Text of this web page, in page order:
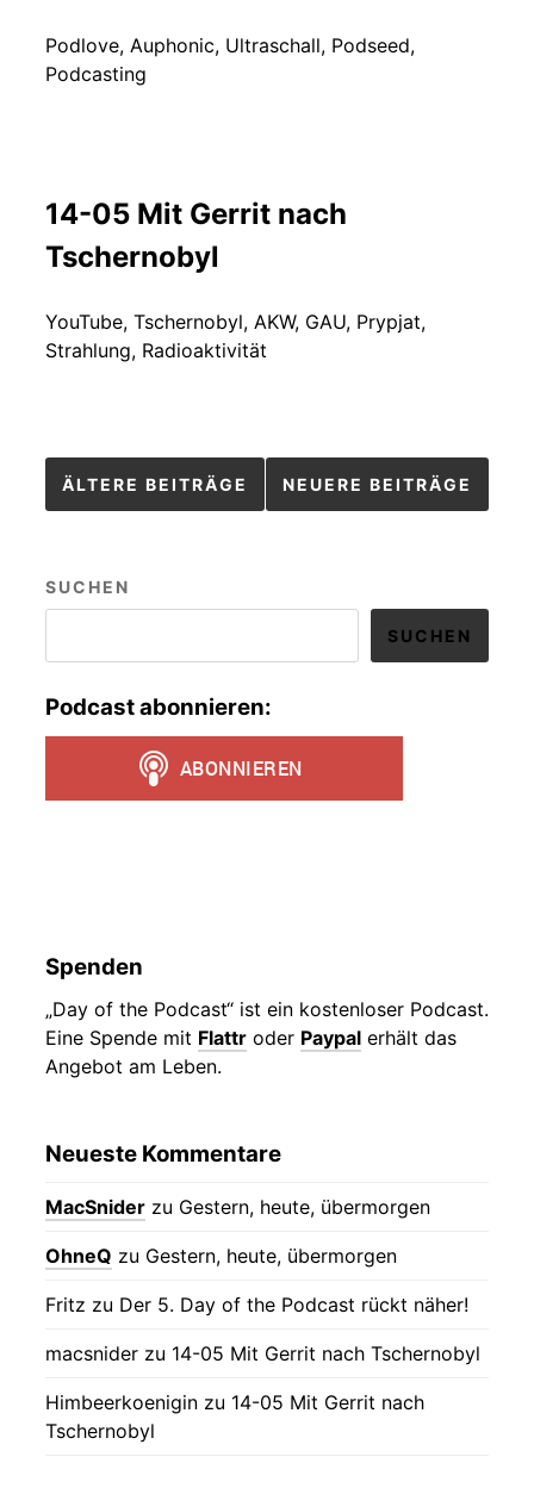
Podlove, Auphonic, Ultraschall, Podseed,
Podcasting
14-05 Mit Gerrit nach
Tschernobyl
YouTube, Tschernobyl, AKW, GAU, Prypjat,
Strahlung, Radioaktivität
Beitragsnavigation
ÄLTERE BEITRÄGE NEUERE BEITRÄGE
SUCHEN
SUCHEN
Podcast abonnieren:
Spenden
„Day of the Podcast“ ist ein kostenloser Podcast.
Eine Spende mit Flattr oder Paypal erhält das
Angebot am Leben.
Neueste Kommentare
MacSnider zu Gestern, heute, übermorgen
OhneQ zu Gestern, heute, übermorgen
Fritz zu Der 5. Day of the Podcast rückt näher!
macsnider zu 14-05 Mit Gerrit nach Tschernobyl
Himbeerkoenigin zu 14-05 Mit Gerrit nach
Tschernobyl